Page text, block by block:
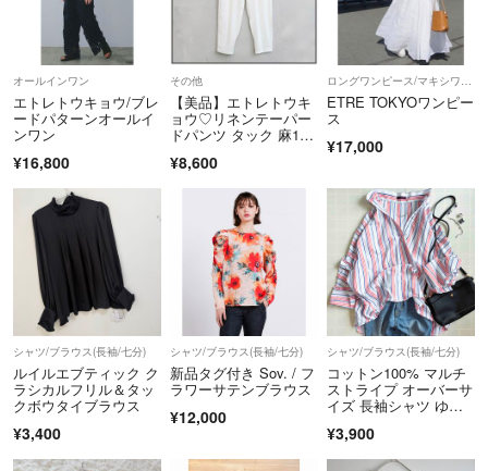
オールインワン
エトレトウキョウ/ブレ
ードパターンオールイ
ンワン
¥16,800
その他
【美品】エトレトウキ
ョウ♡リネンテーパー
ドパンツ タック 麻10
KYO ゆったり ワイド
¥8,600
ロングワンピース/マキシワンピース
ETRE TOKYOワンピー
ス
¥17,000
シャツ/ブラウス(長袖/七分)
ルイルエブティック ク
ラシカルフリル＆タッ
クボウタイブラウス
¥3,400
シャツ/ブラウス(長袖/七分)
新品タグ付き Sov. / フ
ラワーサテンブラウス
¥12,000
シャツ/ブラウス(長袖/七分)
コットン100% マルチ
ストライプ オーバーサ
イズ 長袖シャツ ゆっ
¥3,900